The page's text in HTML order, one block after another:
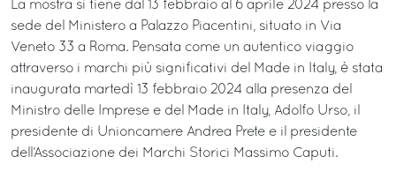
La mostra si tiene dal 13 febbraio al 6 aprile 2024 presso la
sede del Ministero a Palazzo Piacentini, situato in Via
Veneto 33 a Roma. Pensata come un autentico viaggio
attraverso i marchi più significativi del Made in Italy, è stata
inaugurata martedì 13 febbraio 2024 alla presenza del
Ministro delle Imprese e del Made in Italy, Adolfo Urso, il
presidente di Unioncamere Andrea Prete e il presidente
dell’Associazione dei Marchi Storici Massimo Caputi.